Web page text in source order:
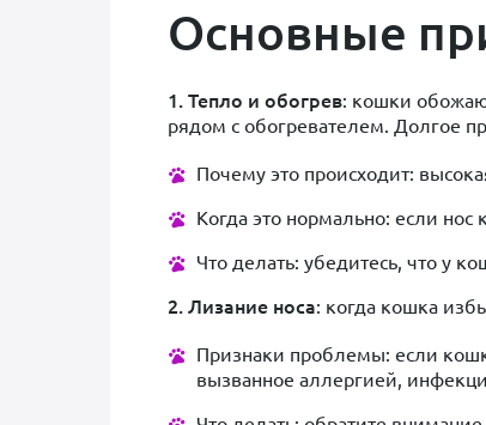
Основные
1. Тепло и обогрев: кошки
рядом с обогревателем. Долгое
Почему это происходит:
Когда это нормально: если
Что делать: убедитесь, что у
2. Лизание носа: когда кошка
Признаки проблемы: если
вызванное аллергией,